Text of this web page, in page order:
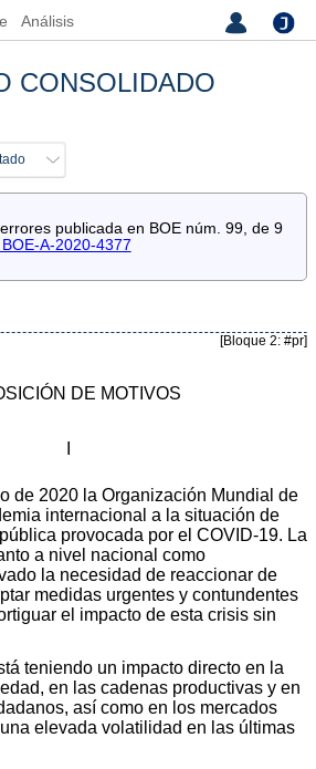
Análisis
CONSOLIDADO
publicada en BOE núm. 99, de 9
BOE-A-2020-4377
[Bloque 2: #pr]
DE MOTIVOS
de 2020 la Organización Mundial de
internacional a la situación de
provocada por el COVID-19. La
a nivel nacional como
la necesidad de reaccionar de
medidas urgentes y contundentes
el impacto de esta crisis sin
teniendo un impacto directo en la
en las cadenas productivas y en
así como en los mercados
elevada volatilidad en las últimas